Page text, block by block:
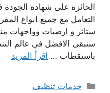
الحائزة على شهادة الجودة
التعامل مع جميع انواع
ستائر و ارضيات وواجهات
سنبقى الافضل في عالم
باستقطاب … اقرأ المزيد
التصنيفات
خدمات تنظيف